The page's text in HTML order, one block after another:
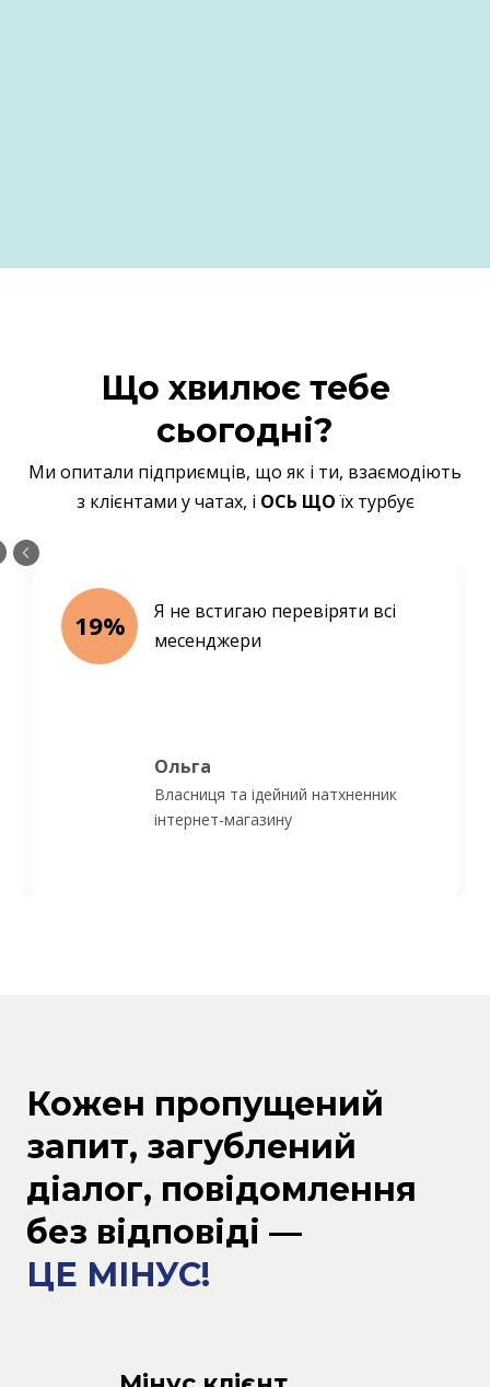
Що хвилює тебе
сьогодні?
Ми опитали підприємців, що як і ти, взаємодіють
з клієнтами у чатах, і ОСЬ ЩОїх турбує
19%
Я не встигаю перевіряти всі
месенджери
Ольга
Власниця та ідейний натхненник
інтернет-магазину
Кожен пропущений
запит, загублений
діалог, повідомлення
без відповіді —
ЦЕ МІНУС!